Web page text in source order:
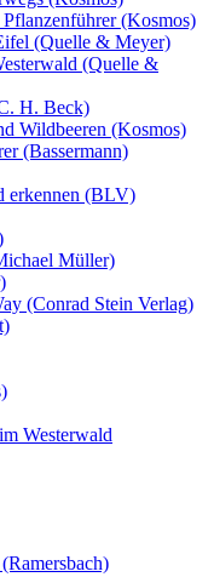
(Kosmos)
(Quelle & Meyer)
(Quelle &
H. Beck)
Wildbeeren (Kosmos)
(Bassermann)
erkennen (BLV)
Müller)
(Conrad Stein Verlag)
Westerwald